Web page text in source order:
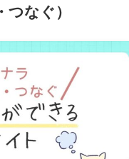
なぐ）